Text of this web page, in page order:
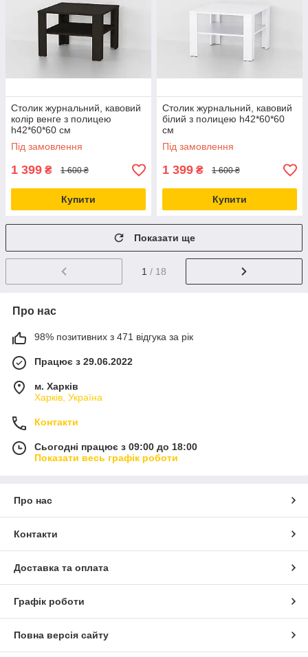
Столик журнальний, кавовий
колір венге з полицею
h42*60*60 см
Під замовлення
1 399 ₴ 1 600 ₴
Купити
Столик журнальний, кавовий
білий з полицею h42*60*60
см
Під замовлення
1 399 ₴ 1 600 ₴
Купити
Показати ще
1 / 18
Про нас
98% позитивних з 471 відгука за рік
Працює з 29.06.2022
м. Харків
Харків, Україна
Контакти
Сьогодні працює з 09:00 до 18:00
Показати весь графік роботи
Про нас
Контакти
Доставка та оплата
Графік роботи
Повна версія сайту